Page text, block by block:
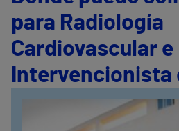
para Radiología
Cardiovascular e
Intervencionista